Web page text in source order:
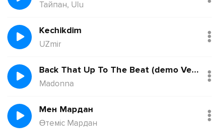
Тайпан, Ulu
Kechikdim
UZmir
Back That Up To The Beat (demo Version)
Madonna
Мен Мардан
Өтеміс Мардан